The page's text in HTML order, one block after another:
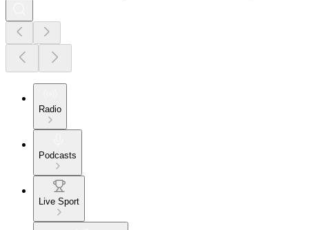
Radio
Podcasts
Live Sport